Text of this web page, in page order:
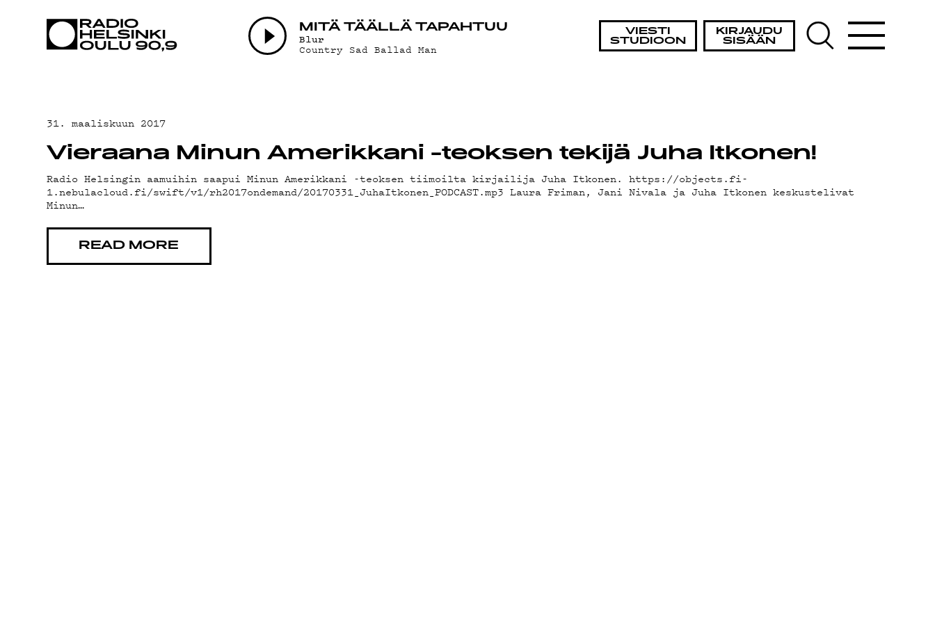
VIESTI
STUDIOON
KIRJAUDU
SISÄÄN
MITÄ TÄÄLLÄ TAPAHTUU
Blur
Country Sad Ballad Man
AJANKOHTAISTA
TEKIJÄT
ON-DEMAND
PODCAST
31. maaliskuun 2017
Vieraana Minun Amerikkani -teoksen tekijä Juha Itkonen!
Radio Helsingin aamuihin saapui Minun Amerikkani -teoksen tiimoilta kirjailija Juha Itkonen. https://objects.fi-
1.nebulacloud.fi/swift/v1/rh2017ondemand/20170331_JuhaItkonen_PODCAST.mp3 Laura Friman, Jani Nivala ja Juha Itkonen keskustelivat
Minun…
READ MORE